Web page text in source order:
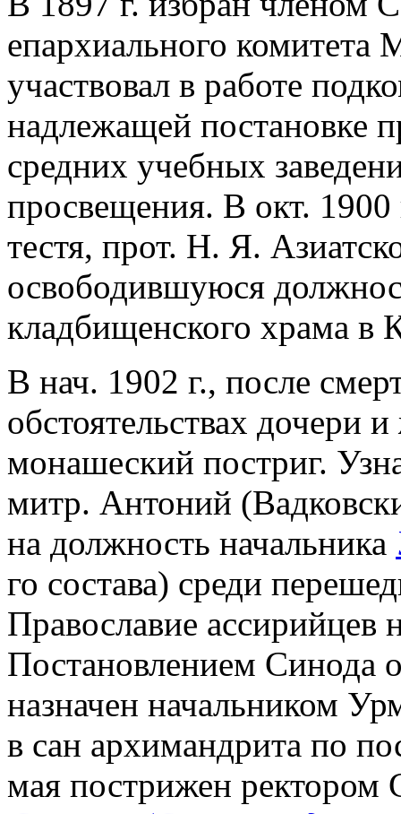
епархиального комитета
участвовал в работе
надлежащей постановке
средних учебных
просвещения. В окт. 1900
тестя, прот. Н. Я.
освободившуюся
кладбищенского храма в
В нач. 1902 г., после
обстоятельствах дочери
монашеский постриг.
митр. Антоний
на должность начальника
го состава) среди
Православие ассирийцев
Постановлением Синода
назначен начальником
в сан архимандрита по
мая пострижен